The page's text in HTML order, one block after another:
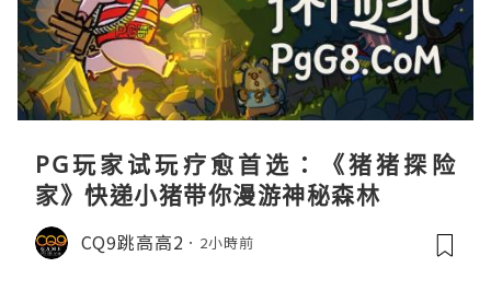
PG玩家试玩疗愈首选：《猪猪探险
家》快递小猪带你漫游神秘森林
CQ9跳高高2 2小時前